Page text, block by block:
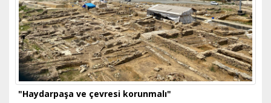
"Haydarpaşa ve çevresi korunmalı"